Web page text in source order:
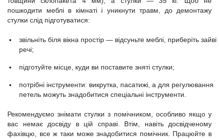
пошкодити меблі в кімнаті і уникнути травм, до демонтажу
стулки слід підготуватися:
звільніть біля вікна простір — відсуньте меблі, приберіть зайві
речі;
підготуйте місце, куди ви поставите зняті стулки;
потрібні інструменти: викрутка, пасатижі, а для регулювання
петель можуть знадобитися спеціальні інструменти.
Рекомендуємо знімати стулки з помічником, особливо якщо у
вас немає досвіду в цій справі. Втім, навіть досвідченому
фахівцю, все ж таки може знадобитися помічник. Працюйте в